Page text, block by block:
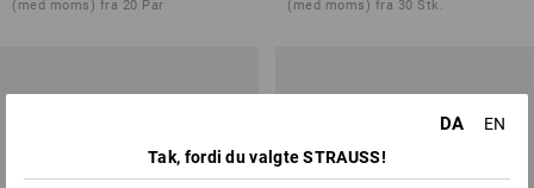
(med moms) fra 20 Par (med moms) fra 30 Stk.
DA
EN
Tak, fordi du valgte STRAUSS!